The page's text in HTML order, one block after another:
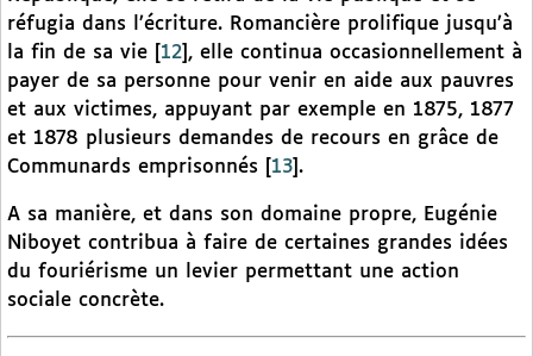
réfugia dans l’écriture. Romancière prolifique jusqu’à
la fin de sa vie
12 , elle continua occasionnellement à
payer de sa personne pour venir en aide aux pauvres
et aux victimes, appuyant par exemple en 1875, 1877
et 1878 plusieurs demandes de recours en grâce de
Communards emprisonnés
13 .
A sa manière, et dans son domaine propre, Eugénie
Niboyet contribua à faire de certaines grandes idées
du fouriérisme un levier permettant une action
sociale concrète.